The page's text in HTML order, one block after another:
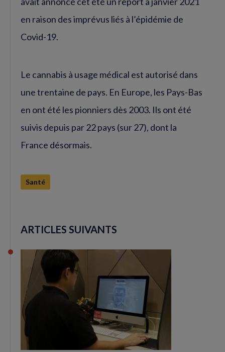
en raison des imprévus liés à l’épidémie de
Covid-19.
Le cannabis à usage médical est autorisé dans
une trentaine de pays. En Europe, les Pays-Bas
en ont été les pionniers dès 2003. Ils ont été
suivis depuis par 22 pays (sur 27), dont la
France désormais.
Santé
ARTICLES SUIVANTS